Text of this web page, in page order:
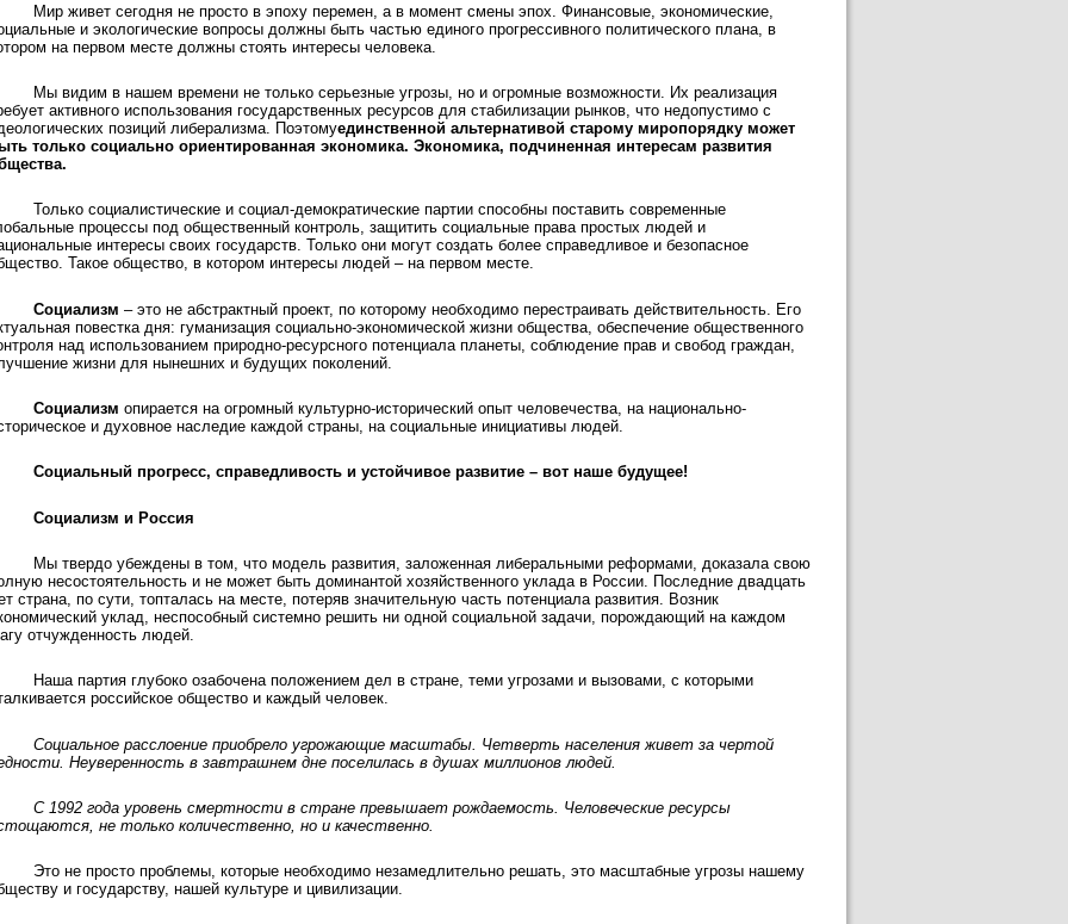
Мир живет сегодня не просто в эпоху перемен, а в момент смены эпох. Финансовые, экономические,
и экологические вопросы должны быть частью единого прогрессивного политического плана, в
на первом месте должны стоять интересы человека.
Мы видим в нашем времени не только серьезные угрозы, но и огромные возможности. Их реализация
активного использования государственных ресурсов для стабилизации рынков, что недопустимо с
позиций либерализма. Поэтомуединственной альтернативой старому миропорядку может
только социально ориентированная экономика. Экономика, подчиненная интересам развития
Только социалистические и социал-демократические партии способны поставить современные
процессы под общественный контроль, защитить социальные права простых людей и
интересы своих государств. Только они могут создать более справедливое и безопасное
Такое общество, в котором интересы людей – на первом месте.
Социализм – это не абстрактный проект, по которому необходимо перестраивать действительность. Его
повестка дня: гуманизация социально-экономической жизни общества, обеспечение общественного
над использованием природно-ресурсного потенциала планеты, соблюдение прав и свобод граждан,
жизни для нынешних и будущих поколений.
Социализм опирается на огромный культурно-исторический опыт человечества, на национально-
и духовное наследие каждой страны, на социальные инициативы людей.
Социальный прогресс, справедливость и устойчивое развитие – вот наше будущее!
Социализм и Россия
Мы твердо убеждены в том, что модель развития, заложенная либеральными реформами, доказала свою
несостоятельность и не может быть доминантой хозяйственного уклада в России. Последние двадцать
страна, по сути, топталась на месте, потеряв значительную часть потенциала развития. Возник
уклад, неспособный системно решить ни одной социальной задачи, порождающий на каждом
отчужденность людей.
Наша партия глубоко озабочена положением дел в стране, теми угрозами и вызовами, с которыми
российское общество и каждый человек.
Социальное расслоение приобрело угрожающие масштабы. Четверть населения живет за чертой
Неуверенность в завтрашнем дне поселилась в душах миллионов людей.
С 1992 года уровень смертности в стране превышает рождаемость. Человеческие ресурсы
не только количественно, но и качественно.
Это не просто проблемы, которые необходимо незамедлительно решать, это масштабные угрозы нашему
и государству, нашей культуре и цивилизации.